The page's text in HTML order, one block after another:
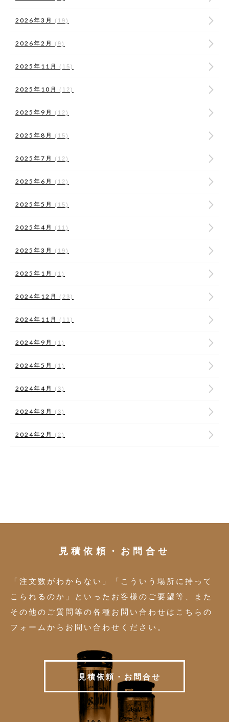
2026年3月 (19)
2026年2月 (9)
2025年11月 (15)
2025年10月 (12)
2025年9月 (12)
2025年8月 (15)
2025年7月 (12)
2025年6月 (12)
2025年5月 (15)
2025年4月 (11)
2025年3月 (19)
2025年1月 (1)
2024年12月 (23)
2024年11月 (11)
2024年9月 (1)
2024年5月 (1)
2024年4月 (3)
2024年3月 (3)
2024年2月 (2)
見積依頼・お問合せ
「注文数がわからない」「こういう場所に持って
こられるのか」といったお客様のご要望等、また
その他のご質問等の各種お問い合わせはこちらの
フォームからお問い合わせください。
見積依頼 ・ お 問合せ